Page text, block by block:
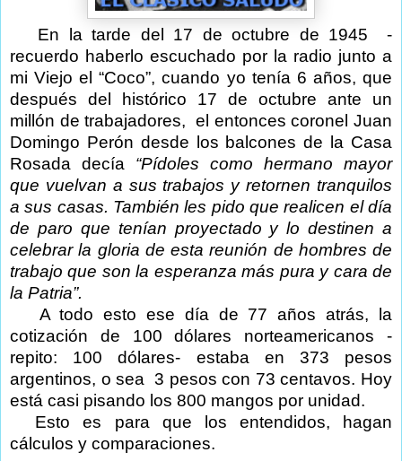
En la tarde del 17 de octubre de 1945
-
recuerdo haberlo escuchado por la radio junto a
mi Viejo el “Coco”, cuando yo tenía 6 años, que
después del histórico 17 de octubre ante un
millón de trabajadores, el entonces coronel Juan
Domingo Perón desde los balcones de la Casa
Rosada decía “Pídoles como hermano mayor
que vuelvan a sus trabajos y retornen tranquilos
a sus casas. También les pido que realicen el día
de paro que tenían proyectado y lo destinen a
celebrar la gloria de esta reunión de hombres de
trabajo que son la esperanza más pura y cara de
la Patria”.
A todo esto ese día de 77 años atrás, la
cotización de 100 dólares norteamericanos -
repito: 100 dólares- estaba en 373 pesos
argentinos, o sea 3 pesos con 73 centavos. Hoy
está casi pisando los 800 mangos por unidad.
Esto es para que los entendidos, hagan
cálculos y comparaciones.